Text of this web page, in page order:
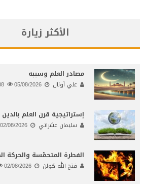
الأكثر زيارة
مصادر العلم وسببه
علي أونال 05/08/2026
إستراتيجية قرن العلم بالدين
سليمان عشراتي 02/08/2026
الفطرة المتحمّسة والحركة
فتح الله كولن 02/08/2026